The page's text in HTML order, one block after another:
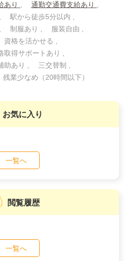
あり
通勤交通費支給あり
駅から徒歩5分以内
制服あり
服装自由
資格を活かせる
取得サポートあり
助あり
三交替制
残業少なめ（20時間以下）
お気に入り
一覧へ
閲覧履歴
一覧へ